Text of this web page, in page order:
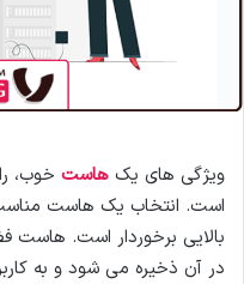
ویژگی های یک هاست خوب،
است. انتخاب یک هاست
بالایی برخوردار است.
در آن ذخیره می شود و به